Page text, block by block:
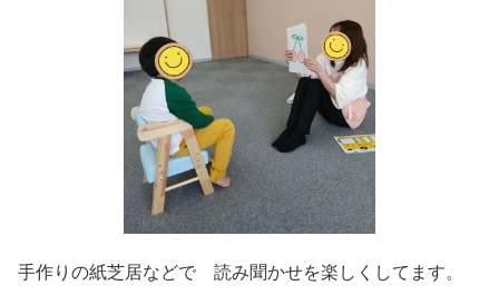
手作りの紙芝居などで 読み聞かせを楽しくしてます。